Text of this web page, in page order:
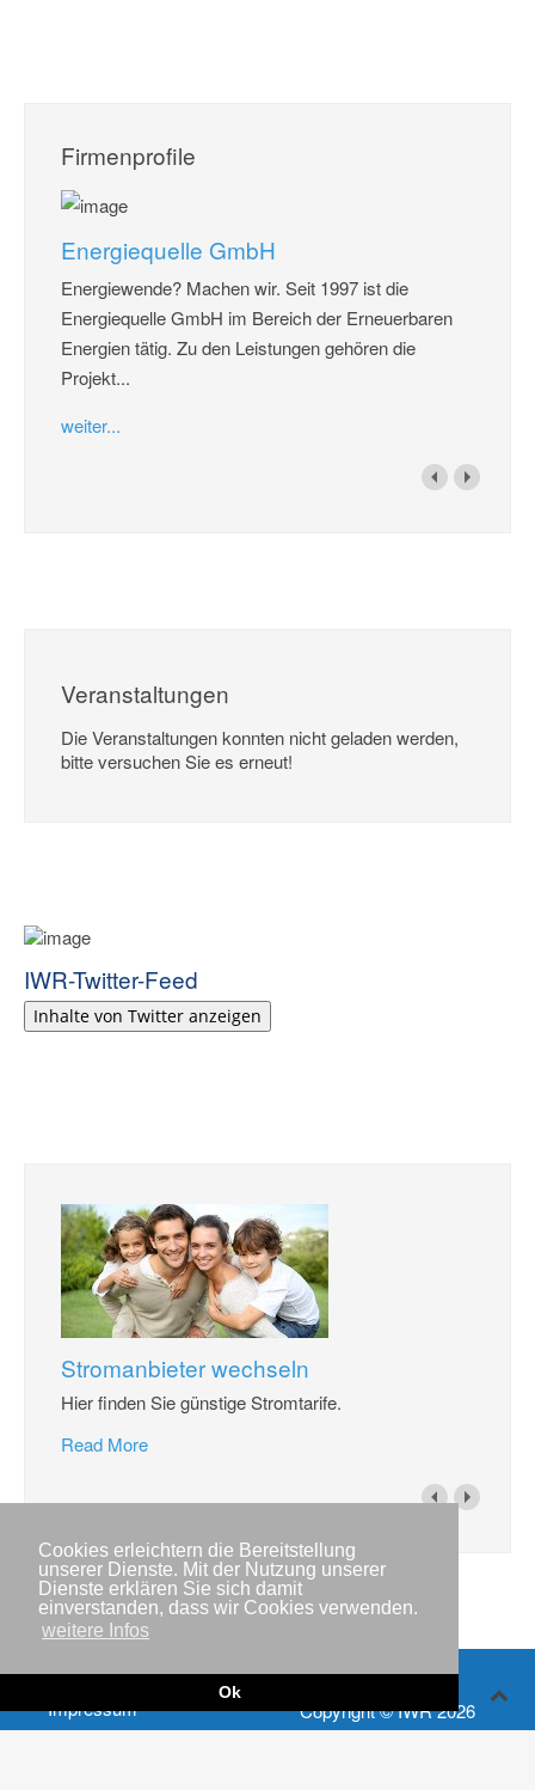
Cookies erleichtern die Bereitstellung
unserer Dienste. Mit der Nutzung unserer
Dienste erklären Sie sich damit
einverstanden, dass wir Cookies verwenden.
weitere Infos
Ok
Firmenprofile
Energiequelle GmbH
Energiewende? Machen wir. Seit 1997 ist die
Energiequelle GmbH im Bereich der Erneuerbaren
Energien tätig. Zu den Leistungen gehören die
Projekt...
weiter...
Veranstaltungen
Die Veranstaltungen konnten nicht geladen werden,
bitte versuchen Sie es erneut!
IWR-Twitter-Feed
Inhalte von Twitter anzeigen
Stromanbieter wechseln
Hier finden Sie günstige Stromtarife.
Read More
Impressum
Copyright © IWR 2026